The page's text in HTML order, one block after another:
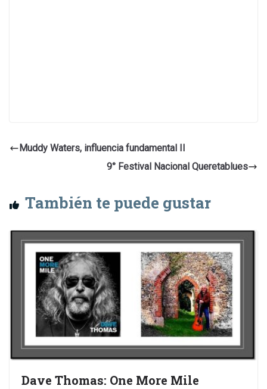
Muddy Waters, influencia fundamental II
9° Festival Nacional Queretablues
También te puede gustar
Dave Thomas: One More Mile